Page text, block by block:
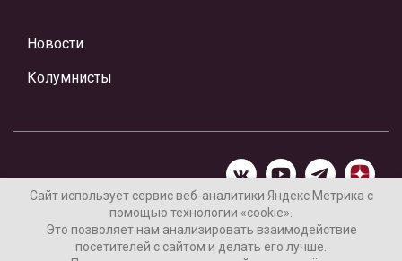
Новости
Колумнисты
Материалы предоставлены редакцией Интернет-газеты
«Ваши новости»
Сайт использует сервис веб-аналитики Яндекс Метрика с
помощью технологии «cookie».
Это позволяет нам анализировать взаимодействие
посетителей с сайтом и делать его лучше.